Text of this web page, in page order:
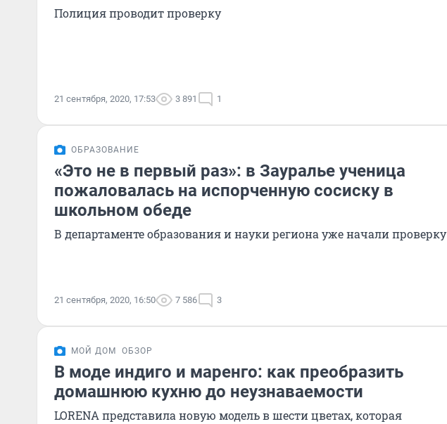
Полиция проводит проверку
21 сентября, 2020, 17:53 3 891 1
ОБРАЗОВАНИЕ
«Это не в первый раз»: в Зауралье ученица
пожаловалась на испорченную сосиску в
школьном обеде
В департаменте образования и науки региона уже начали проверку
21 сентября, 2020, 16:50 7 586 3
МОЙ ДОМ ОБЗОР
В моде индиго и маренго: как преобразить
домашнюю кухню до неузнаваемости
LORENA представила новую модель в шести цветах, которая